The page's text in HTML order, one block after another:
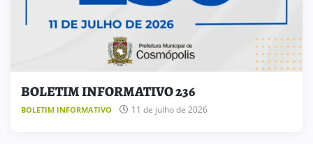
BOLETIM INFORMATIVO 236
BOLETIM INFORMATIVO 11 de julho de 2026